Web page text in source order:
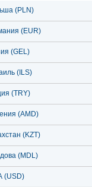
(PLN)
(EUR)
(GEL)
(ILS)
(TRY)
(AMD)
(KZT)
(MDL)
(USD)